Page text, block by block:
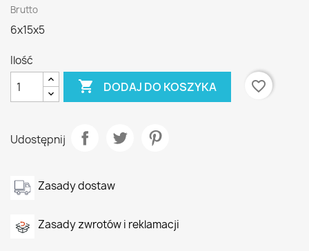
Brutto
6x15x5
Ilość
 DODAJ DO KOSZYKA favorite_border
Udostępnij
Zasady dostaw
Zasady zwrotów i reklamacji